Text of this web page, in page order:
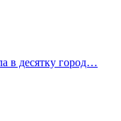
в десятку город…